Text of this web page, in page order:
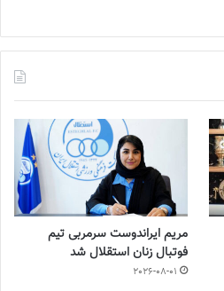
مریم ایراندوست سرمربی تیم
فوتبال زنان استقلال شد
2026-08-01